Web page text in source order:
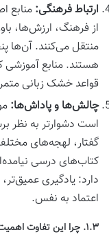
ارتباط فرهنگی: منابع
از فرهنگ، ارزش‌ها،
منتقل می‌کنند. آن‌ها
هستند. منابع آموزشی
قواعد خشک زبانی
چالش‌ها و پاداش‌ها:
است دشوارتر به نظر
گفتار، لهجه‌های
کتاب‌های درسی
دارد: یادگیری
اعتماد به نفس.
۱.۳. چرا این تفاوت اهمیت دارد؟ مواجهه با زبان “زنده” و پویا